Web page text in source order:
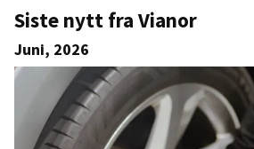
Siste nytt fra Vianor
Juni, 2026